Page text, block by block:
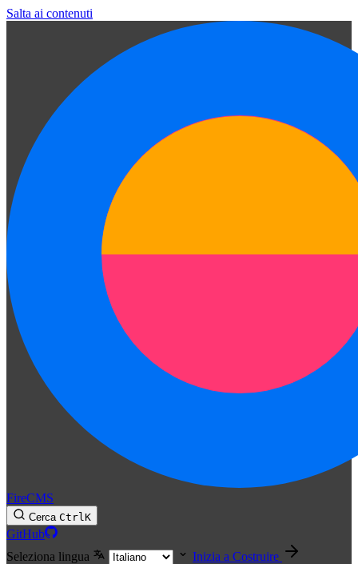
Salta ai contenuti
FireCMS
Cerca CtrlK
GitHub
Seleziona lingua
Inizia a Costruire